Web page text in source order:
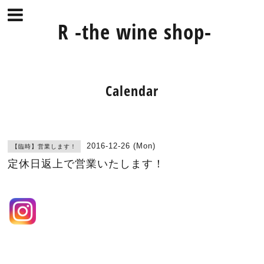
R -the wine shop-
Calendar
【臨時】営業します！ 2016-12-26 (Mon)
定休日返上で営業いたします！